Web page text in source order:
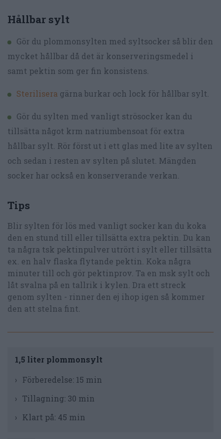
Hållbar sylt
Gör du plommonsylten med syltsocker så blir den
mycket hållbar då det är konserveringsmedel i
samt pektin som ger fin konsistens.
Sterilisera gärna burkar och lock för hållbar sylt.
Gör du sylten med vanligt strösocker kan du
tillsätta något krm natriumbensoat för extra
hållbar sylt. Rör först ut i ett glas med lite av sylten
och sedan i resten av sylten på slutet. Mängden
socker har också en konserverande verkan.
Tips
Blir sylten för lös med vanligt socker kan du koka
den en stund till eller tillsätta extra pektin. Du kan
ta några tsk pektinpulver utrört i sylt eller tillsätta
ex. en halv flaska flytande pektin. Koka några
minuter till och gör pektinprov. Ta en msk sylt och
låt svalna på en tallrik i kylen. Dra ett streck
genom sylten - rinner den ej ihop igen så kommer
den att stelna fint.
1,5 liter plommonsylt
Förberedelse: 15 min
Tillagning: 30 min
Klart på: 45 min